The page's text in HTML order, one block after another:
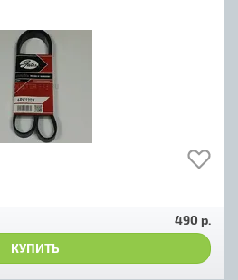
490 р.
КУПИТЬ